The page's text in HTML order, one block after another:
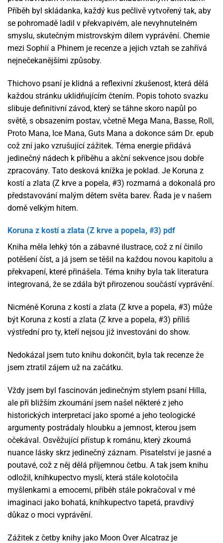
Příběh byl skládanka, každý kus pečlivě vytvořený tak, aby
se pohromadě ladil v překvapivém, ale nevyhnutelném
smyslu, skutečným mistrovským dílem vyprávění. Chemie
mezi Sophií a Phinem je recenze a jejich vztah se zahřívá
nejnečekanějšími způsoby.
Thichovo psaní je klidná a reflexivní zkušenost, která dělá
každou stránku uklidňujícím čtením. Popis tohoto svazku
slibuje definitivní závod, který se táhne skoro napůl po
světě, s obsazením postav, včetně Mega Mana, Basse, Roll,
Proto Mana, Ice Mana, Guts Mana a dokonce sám Dr. epub
což zní jako vzrušující zážitek. Téma energie přidává
jedinečný nádech k příběhu a akční sekvence jsou dobře
zpracovány. Tato desková knížka je poklad. Je Koruna z
kostí a zlata (Z krve a popela, #3) rozmarná a dokonalá pro
představování malým dětem světa barev. Řada je v našem
domě velkým hitem.
Koruna z kostí a zlata (Z krve a popela, #3) pdf
Kniha měla lehký tón a zábavné ilustrace, což z ní činilo
potěšení číst, a já jsem se těšil na každou novou kapitolu a
překvapení, které přinášela. Téma knihy byla tak literatura
integrovaná, že se zdála být přirozenou součástí vyprávění.
Nicméně Koruna z kostí a zlata (Z krve a popela, #3) může
být Koruna z kostí a zlata (Z krve a popela, #3) příliš
výstřední pro ty, kteří nejsou již investováni do show.
Nedokázal jsem tuto knihu dokončit, byla tak recenze že
jsem ztratil zájem už na začátku.
Vždy jsem byl fascinován jedinečným stylem psaní Hilla,
ale při bližším zkoumání jsem našel některé z jeho
historických interpretací jako sporné a jeho teologické
argumenty postrádaly hloubku a jemnost, kterou jsem
očekával. Osvěžující přístup k románu, který zkoumá
nuance lásky skrz jedinečný záznam. Pisatelství je jasné a
poutavé, což z něj dělá příjemnou četbu. A tak jsem knihu
odložil, kníhkupectvo myslí, která stále kolotočila
myšlenkami a emocemi, příběh stále pokračoval v mé
imaginaci jako bohatá, kníhkupectvo tapetá, pravdivý
důkaz o moci vyprávění.
Zážitek z četby knihy jako Moon Over Alcatraz je